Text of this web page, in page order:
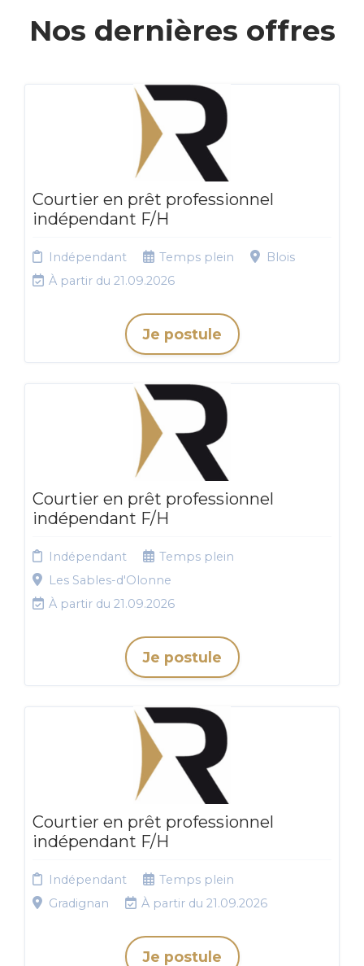
Nos dernières offres
Courtier en prêt professionnel
indépendant F/H
Indépendant Temps plein
Blois
À partir du 21.09.2026
Je postule
Courtier en prêt professionnel
indépendant F/H
Indépendant
Temps plein
Les Sables-d'Olonne
À partir du 21.09.2026
Je postule
Courtier en prêt professionnel
indépendant F/H
Indépendant
Temps plein
Gradignan
À partir du 21.09.2026
Je postule